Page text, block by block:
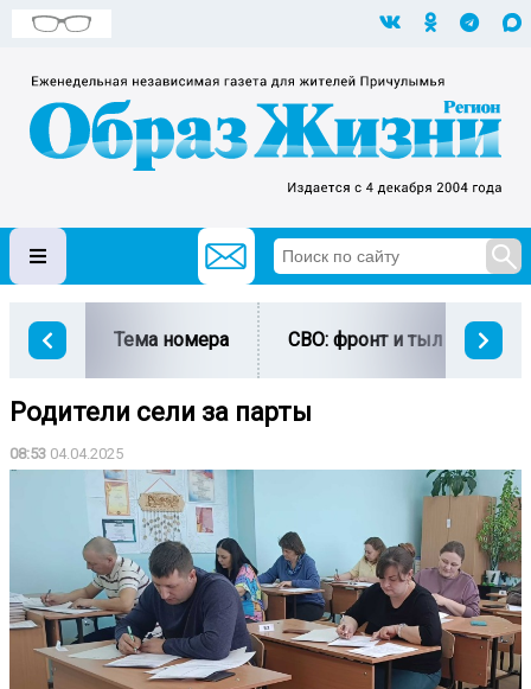
Тема номера СВО: фронт и тыл
Родители сели за парты
08:53 04.04.2025